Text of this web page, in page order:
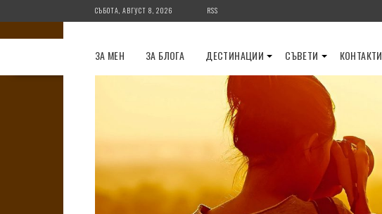
to
content
СЪБОТА, АВГУСТ 8, 2026 RSS
ЗА МЕН ЗА БЛОГА ДЕСТИНАЦИИ СЪВЕТИ КОНТАКТИ